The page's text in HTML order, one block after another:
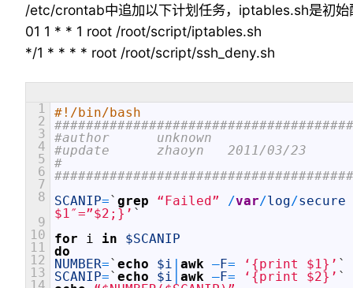
/etc/crontab中追加以下计划任务，iptables.sh是初
01 1 * * 1 root /root/script/iptables.sh
*/1 * * * * root /root/script/ssh_deny.sh
1
2
3
4
5
6
7
8
9
10
11
12
13
#!/bin/bash
#author      unknown
#update      zhaoyn   2011/03/23
#
SCANIP=` grep “Failed” /var/log/secure
$1″=”$2;}’ `
for
i in
$SCANIP
do
NUMBER=` echo $i | awk –F= ‘{print $1}’ `
SCANIP=` echo $i awk –F= ‘{print $2}’ `